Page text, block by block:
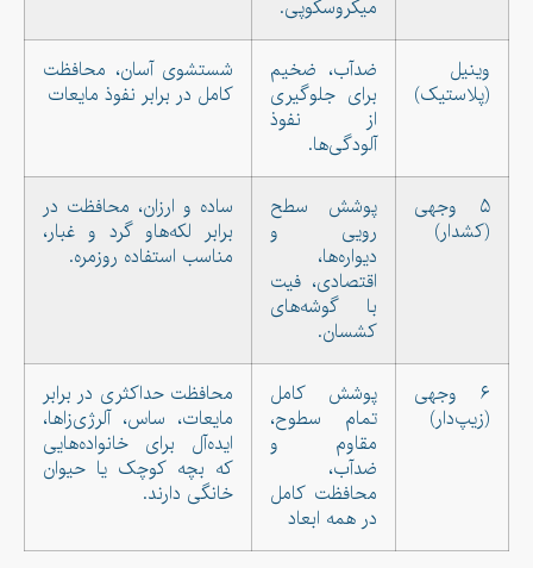
میکروسکوپی.
وینیل
(پلاستیک)
ضدآب، ضخیم
برای جلوگیری
از نفوذ
آلودگی‌ها.
شستشوی آسان، محافظت
کامل در برابر نفوذ مایعات
۵ وجهی
(کشدار)
پوشش سطح
رویی و
دیواره‌ها،
اقتصادی، فیت
با گوشه‌های
کشسان.
ساده و ارزان، محافظت در
برابر لکه‌هاو گرد و غبار،
مناسب استفاده روزمره.
۶ وجهی
(زیپ‌دار)
پوشش کامل
تمام سطوح،
مقاوم و
ضدآب،
محافظت کامل
در همه ابعاد
محافظت حداکثری در برابر
مایعات، ساس، آلرژی‌زاها،
ایده‌آل برای خانواده‌هایی
که بچه کوچک یا حیوان
خانگی دارند.